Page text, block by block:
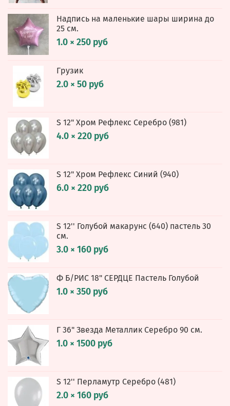
Надпись на маленькие шары ширина до
25 см.
1.0 × 250 руб
Грузик
2.0 × 50 руб
S 12" Хром Рефлекс Серебро (981)
4.0 × 220 руб
S 12" Хром Рефлекс Синий (940)
6.0 × 220 руб
S 12'' Голубой макарунс (640) пастель 30
см.
3.0 × 160 руб
Ф Б/РИС 18" СЕРДЦЕ Пастель Голубой
1.0 × 350 руб
Г 36" Звезда Металлик Серебро 90 см.
1.0 × 1500 руб
S 12'' Перламутр Серебро (481)
2.0 × 160 руб